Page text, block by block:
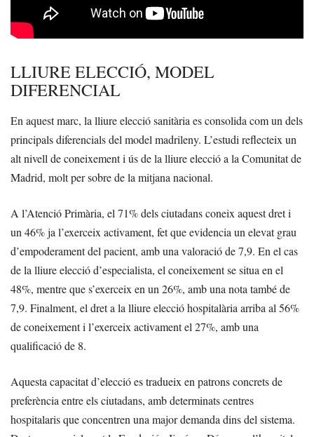
LLIURE ELECCIÓ, MODEL
DIFERENCIAL
En aquest marc, la lliure elecció sanitària es consolida com un dels
principals diferencials del model madrileny. L’estudi reflecteix un
alt nivell de coneixement i ús de la lliure elecció a la Comunitat de
Madrid, molt per sobre de la mitjana nacional.
A l’Atenció Primària, el 71% dels ciutadans coneix aquest dret i
un 46% ja l’exerceix activament, fet que evidencia un elevat grau
d’empoderament del pacient, amb una valoració de 7,9. En el cas
de la lliure elecció d’especialista, el coneixement se situa en el
48%, mentre que s’exerceix en un 26%, amb una nota també de
7,9. Finalment, el dret a la lliure elecció hospitalària arriba al 56%
de coneixement i l’exerceix activament el 27%, amb una
qualificació de 8.
Aquesta capacitat d’elecció es tradueix en patrons concrets de
preferència entre els ciutadans, amb determinats centres
hospitalaris que concentren una major demanda dins del sistema.